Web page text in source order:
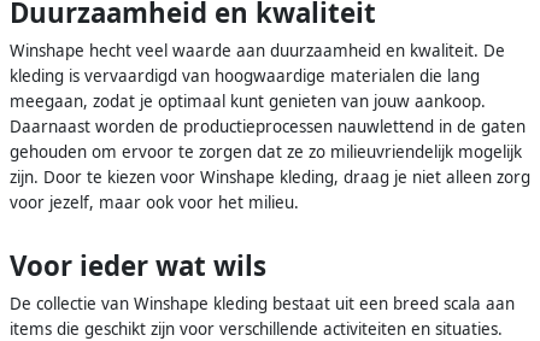
Duurzaamheid en kwaliteit
Winshape hecht veel waarde aan duurzaamheid en kwaliteit. De
kleding is vervaardigd van hoogwaardige materialen die lang
meegaan, zodat je optimaal kunt genieten van jouw aankoop.
Daarnaast worden de productieprocessen nauwlettend in de gaten
gehouden om ervoor te zorgen dat ze zo milieuvriendelijk mogelijk
zijn. Door te kiezen voor Winshape kleding, draag je niet alleen zorg
voor jezelf, maar ook voor het milieu.
Voor ieder wat wils
De collectie van Winshape kleding bestaat uit een breed scala aan
items die geschikt zijn voor verschillende activiteiten en situaties.